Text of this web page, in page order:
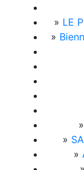
» LE
»
»
»
»